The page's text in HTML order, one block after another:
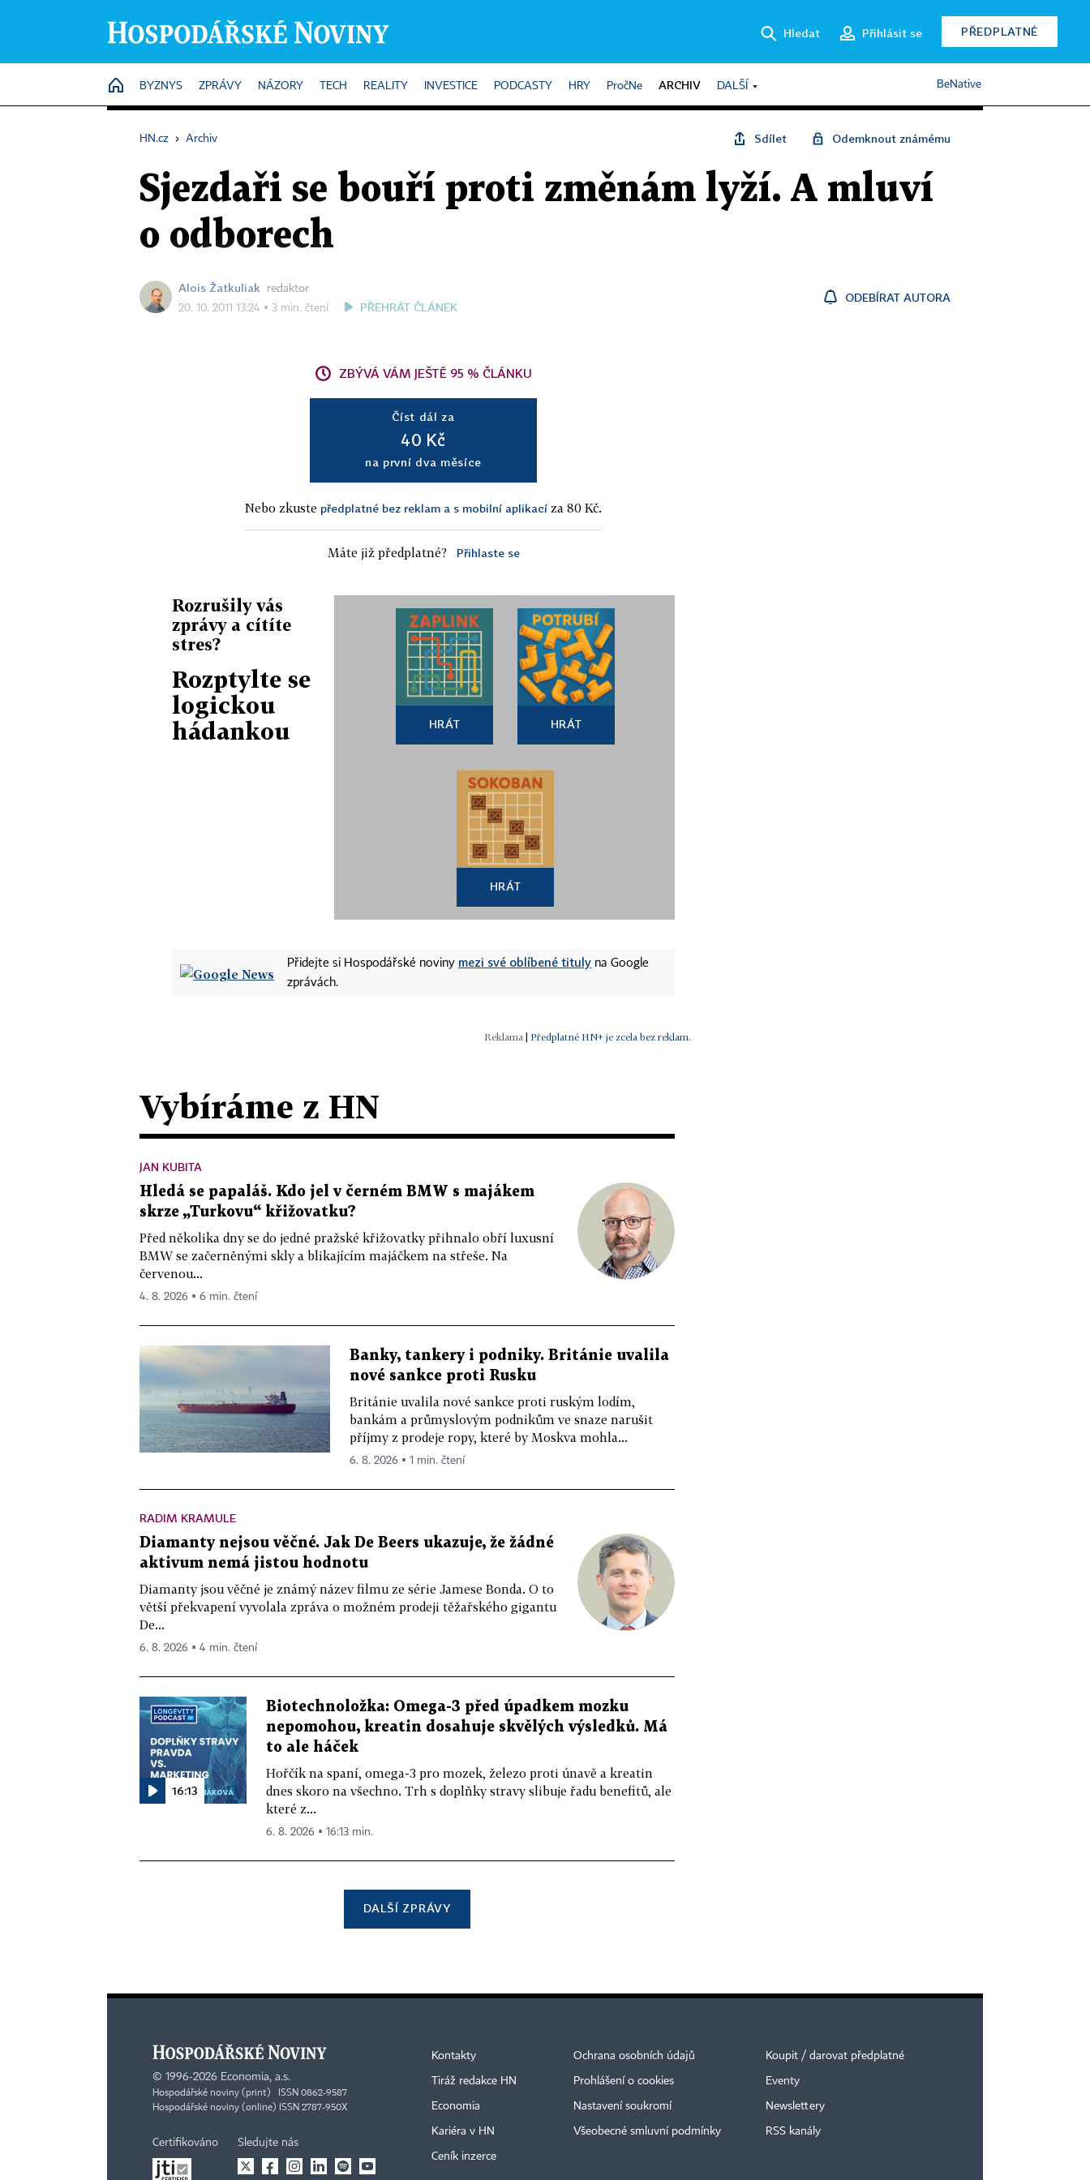
Hledat Přihlásit se PŘEDPLATNÉ
HOME
BYZNYS ZPRÁVY NÁZORY TECH REALITY INVESTICE PODCASTY HRY PročNe ARCHIV DALŠÍ BeNative
HN.cz › Archiv Sdílet Odemknout známému
Sjezdaři se bouří proti změnám lyží. A mluví
o odborech
Alois Žatkuliak
redaktor
20. 10. 2011 13:24 ▪ 3 min. čtení
PŘEHRÁT ČLÁNEK
ODEBÍRAT AUTORA
ZBÝVÁ VÁM JEŠTĚ 95 % ČLÁNKU
Číst dál za
40 Kč
na první dva měsíce
Nebo zkuste předplatné bez reklam a s mobilní aplikací za 80 Kč.
Máte již předplatné? Přihlaste se
Rozrušily vás
zprávy a cítíte
stres?
Rozptylte se
logickou
hádankou
HRÁT HRÁT
HRÁT
Přidejte si Hospodářské noviny mezi své oblíbené tituly na Google
zprávách.
Předplatné HN+ je zcela bez reklam.
Vybíráme z HN
JAN KUBITA
Hledá se papaláš. Kdo jel v černém BMW s majákem
skrze „Turkovu“ křižovatku?
Před několika dny se do jedné pražské křižovatky přihnalo obří luxusní
BMW se začerněnými skly a blikajícím majáčkem na střeše. Na
červenou...
4. 8. 2026 ▪ 6 min. čtení
Banky, tankery i podniky. Británie uvalila
nové sankce proti Rusku
Británie uvalila nové sankce proti ruským lodím,
bankám a průmyslovým podnikům ve snaze narušit
příjmy z prodeje ropy, které by Moskva mohla...
6. 8. 2026 ▪ 1 min. čtení
RADIM KRAMULE
Diamanty nejsou věčné. Jak De Beers ukazuje, že žádné
aktivum nemá jistou hodnotu
Diamanty jsou věčné je známý název filmu ze série Jamese Bonda. O to
větší překvapení vyvolala zpráva o možném prodeji těžařského gigantu
De...
6. 8. 2026 ▪ 4 min. čtení
16:13
Biotechnoložka: Omega-3 před úpadkem mozku
nepomohou, kreatin dosahuje skvělých výsledků. Má
to ale háček
Hořčík na spaní, omega-3 pro mozek, železo proti únavě a kreatin
dnes skoro na všechno. Trh s doplňky stravy slibuje řadu benefitů, ale
které z...
6. 8. 2026 ▪ 16:13 min.
DALŠÍ ZPRÁVY
© 1996-2026 Economia, a.s.
Hospodářské noviny (print) ISSN 0862-9587
Hospodářské noviny (online) ISSN 2787-950X
Certifikováno Sledujte nás
Kontakty
Tiráž redakce HN
Economia
Kariéra v HN
Ceník inzerce
Ochrana osobních údajů
Prohlášení o cookies
Nastavení soukromí
Všeobecné smluvní podmínky
Koupit / darovat předplatné
Eventy
Newslettery
RSS kanály